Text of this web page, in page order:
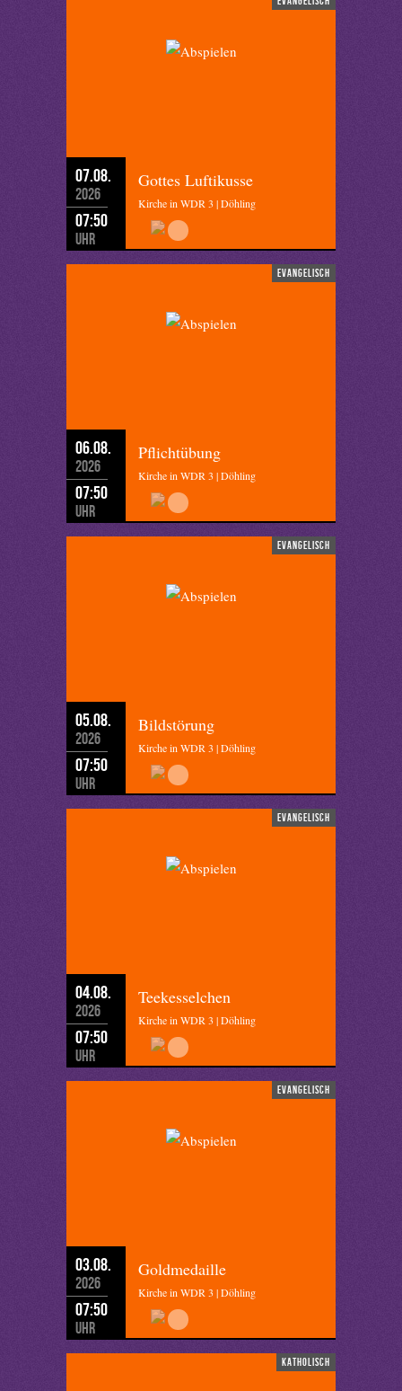
07.08.
2026
07:50
Uhr
Gottes Luftikusse
Kirche in WDR 3 | Döhling
evangelisch
06.08.
2026
07:50
Uhr
Pflichtübung
Kirche in WDR 3 | Döhling
evangelisch
05.08.
2026
07:50
Uhr
Bildstörung
Kirche in WDR 3 | Döhling
evangelisch
04.08.
2026
07:50
Uhr
Teekesselchen
Kirche in WDR 3 | Döhling
evangelisch
03.08.
2026
07:50
Uhr
Goldmedaille
Kirche in WDR 3 | Döhling
katholisch